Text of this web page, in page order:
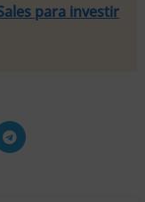
para investir